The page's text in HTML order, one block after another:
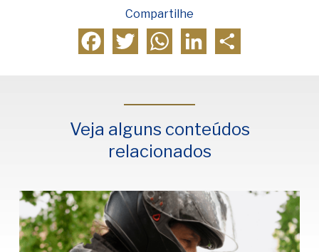
Compartilhe
FacebookTwitter WhatsAppLinkedIn
Veja alguns conteúdos
relacionados